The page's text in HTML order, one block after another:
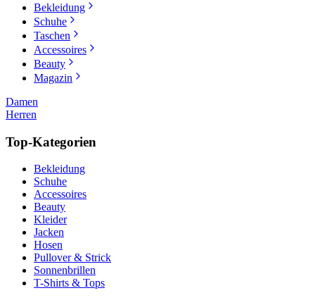
Bekleidung
Schuhe
Taschen
Accessoires
Beauty
Magazin
Damen
Herren
Top-Kategorien
Bekleidung
Schuhe
Accessoires
Beauty
Kleider
Jacken
Hosen
Pullover & Strick
Sonnenbrillen
T-Shirts & Tops